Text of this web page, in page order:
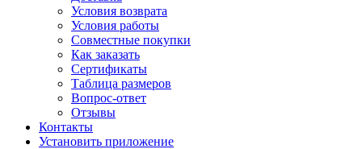
Условия возврата
Условия работы
Совместные покупки
Как заказать
Сертификаты
Таблица размеров
Вопрос-ответ
Отзывы
Контакты
Установить приложение